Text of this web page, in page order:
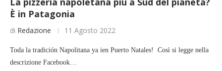
È in Patagonia
di Redazione 11 Agosto 2022
Toda la tradición Napolitana ya ien Puerto Natales! Così si legge nella
descrizione Facebook…